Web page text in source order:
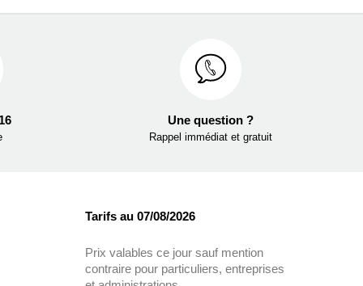
Une question ?
Rappel immédiat et gratuit
Tarifs au 07/08/2026
Prix valables ce jour sauf mention
contraire pour particuliers, entreprises